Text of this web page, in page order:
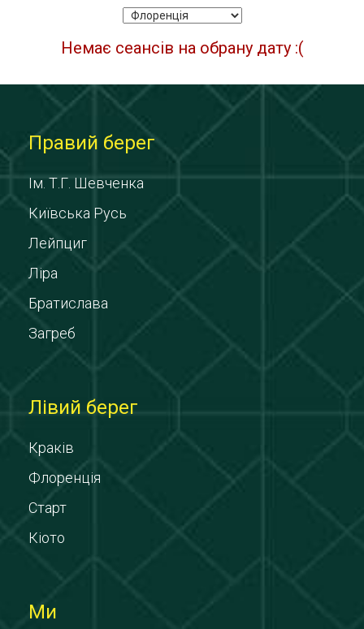
Немає сеансів на обрану дату :(
Правий берег
Ім. Т.Г. Шевченка
Київська Русь
Лейпциг
Ліра
Братислава
Загреб
Лівий берег
Краків
Флоренція
Старт
Кіото
Ми